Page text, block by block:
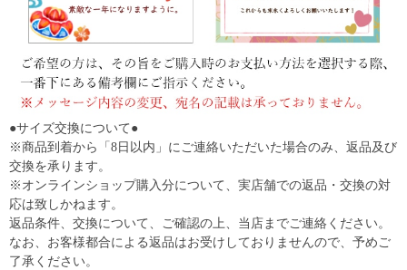
●サイズ交換について●
※商品到着から「8日以内」にご連絡いただいた場合のみ、返品及び
交換を承ります。
※オンラインショップ購入分について、実店舗での返品・交換の対
応は致しかねます。
返品条件、交換について、ご確認の上、当店までご連絡ください。
なお、お客様都合による返品はお受けしておりませんので、予めご
了承ください。